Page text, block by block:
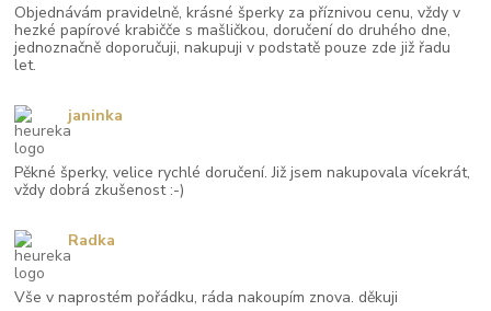
Objednávám pravidelně, krásné šperky za příznivou cenu, vždy v
hezké papírové krabičče s mašličkou, doručení do druhého dne,
jednoznačně doporučuji, nakupuji v podstatě pouze zde již řadu
let.
Pěkné šperky, velice rychlé doručení. Již jsem nakupovala vícekrát,
vždy dobrá zkušenost :-)
janinka
Vše v naprostém pořádku, ráda nakoupím znova. děkuji
Radka